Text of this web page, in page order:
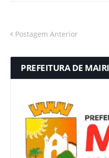
Postagem Anterior
PREFEITURA DE MAIRI